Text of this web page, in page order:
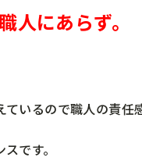
人にあらず。
いるので職人の責任
です。